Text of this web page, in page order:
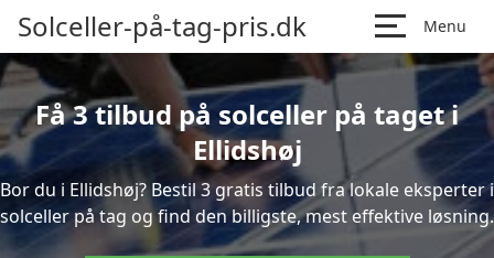
Solceller-på-tag-pris.dk Menu
Få 3 tilbud på solceller på taget i
Ellidshøj
Bor du i Ellidshøj? Bestil 3 gratis tilbud fra lokale eksperter i
solceller på tag og find den billigste, mest effektive løsning.